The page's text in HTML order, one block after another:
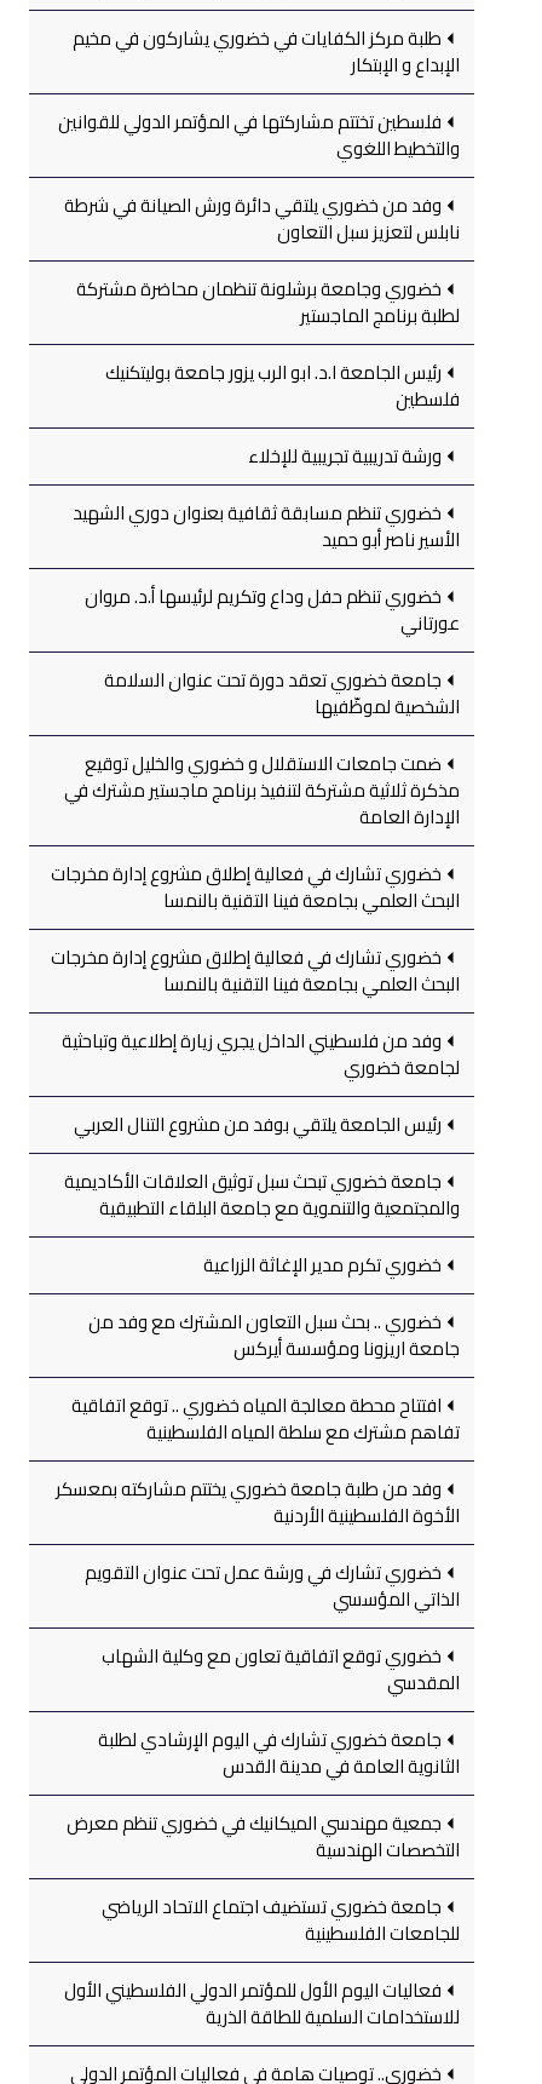
طلبة مركز الكفايات في خضوري يشاركون في مخيم
الإبداع و الإبتكار
فلسطين تختتم مشاركتها في المؤتمر الدولي للقوانين
والتخطيط اللغوي
وفد من خضوري يلتقي دائرة ورش الصيانة في شرطة
نابلس لتعزيز سبل التعاون
خضوري وجامعة برشلونة تنظمان محاضرة مشتركة
لطلبة برنامج الماجستير
رئيس الجامعة ا.د. ابو الرب يزور جامعة بوليتكنيك
فلسطين
ورشة تدريبية تجريبية للإخلاء
خضوري تنظم مسابقة ثقافية بعنوان دوري الشهيد
الأسير ناصر أبو حميد
خضوري تنظم حفل وداع وتكريم لرئيسها أ.د. مروان
عورتاني
جامعة خضوري تعقد دورة تحت عنوان السلامة
الشخصية لموظّفيها
ضمت جامعات الاستقلال و خضوري والخليل توقيع
مذكرة ثلاثية مشتركة لتنفيذ برنامج ماجستير مشترك في
الإدارة العامة
خضوري تشارك في فعالية إطلاق مشروع إدارة مخرجات
البحث العلمي بجامعة فينا التقنية بالنمسا
خضوري تشارك في فعالية إطلاق مشروع إدارة مخرجات
البحث العلمي بجامعة فينا التقنية بالنمسا
وفد من فلسطيني الداخل يجري زيارة إطلاعية وتباحثية
لجامعة خضوري
رئيس الجامعة يلتقي بوفد من مشروع التنال العربي
جامعة خضوري تبحث سبل توثيق العلاقات الأكاديمية
والمجتمعية والتنموية مع جامعة البلقاء التطبيقية
خضوري تكرم مدير الإغاثة الزراعية
خضوري .. بحث سبل التعاون المشترك مع وفد من
جامعة اريزونا ومؤسسة أيركس
افتتاح محطة معالجة المياه خضوري .. توقع اتفاقية
تفاهم مشترك مع سلطة المياه الفلسطينية
وفد من طلبة جامعة خضوري يختتم مشاركته بمعسكر
الأخوة الفلسطينية الأردنية
خضوري تشارك في ورشة عمل تحت عنوان التقويم
الذاتي المؤسسي
خضوري توقع اتفاقية تعاون مع وكلية الشهاب
المقدسي
جامعة خضوري تشارك في اليوم الإرشادي لطلبة
الثانوية العامة في مدينة القدس
جمعية مهندسي الميكانيك في خضوري تنظم معرض
التخصصات الهندسية
جامعة خضوري تستضيف اجتماع الاتحاد الرياضي
للجامعات الفلسطينية
فعاليات اليوم الأول للمؤتمر الدولي الفلسطيني الأول
للاستخدامات السلمية للطاقة الذرية
خضوري.. توصيات هامة في فعاليات المؤتمر الدولي